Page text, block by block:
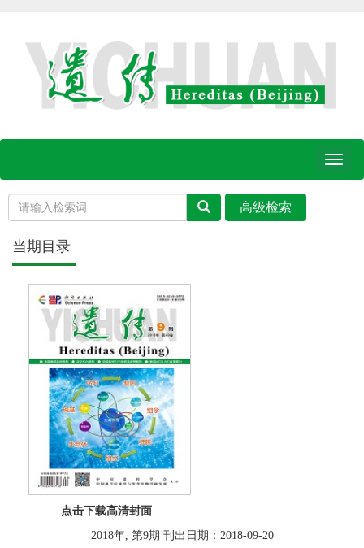
Toggle
当期目录
点击下载高清封面
2018年, 第9期 刊出日期：2018-09-20